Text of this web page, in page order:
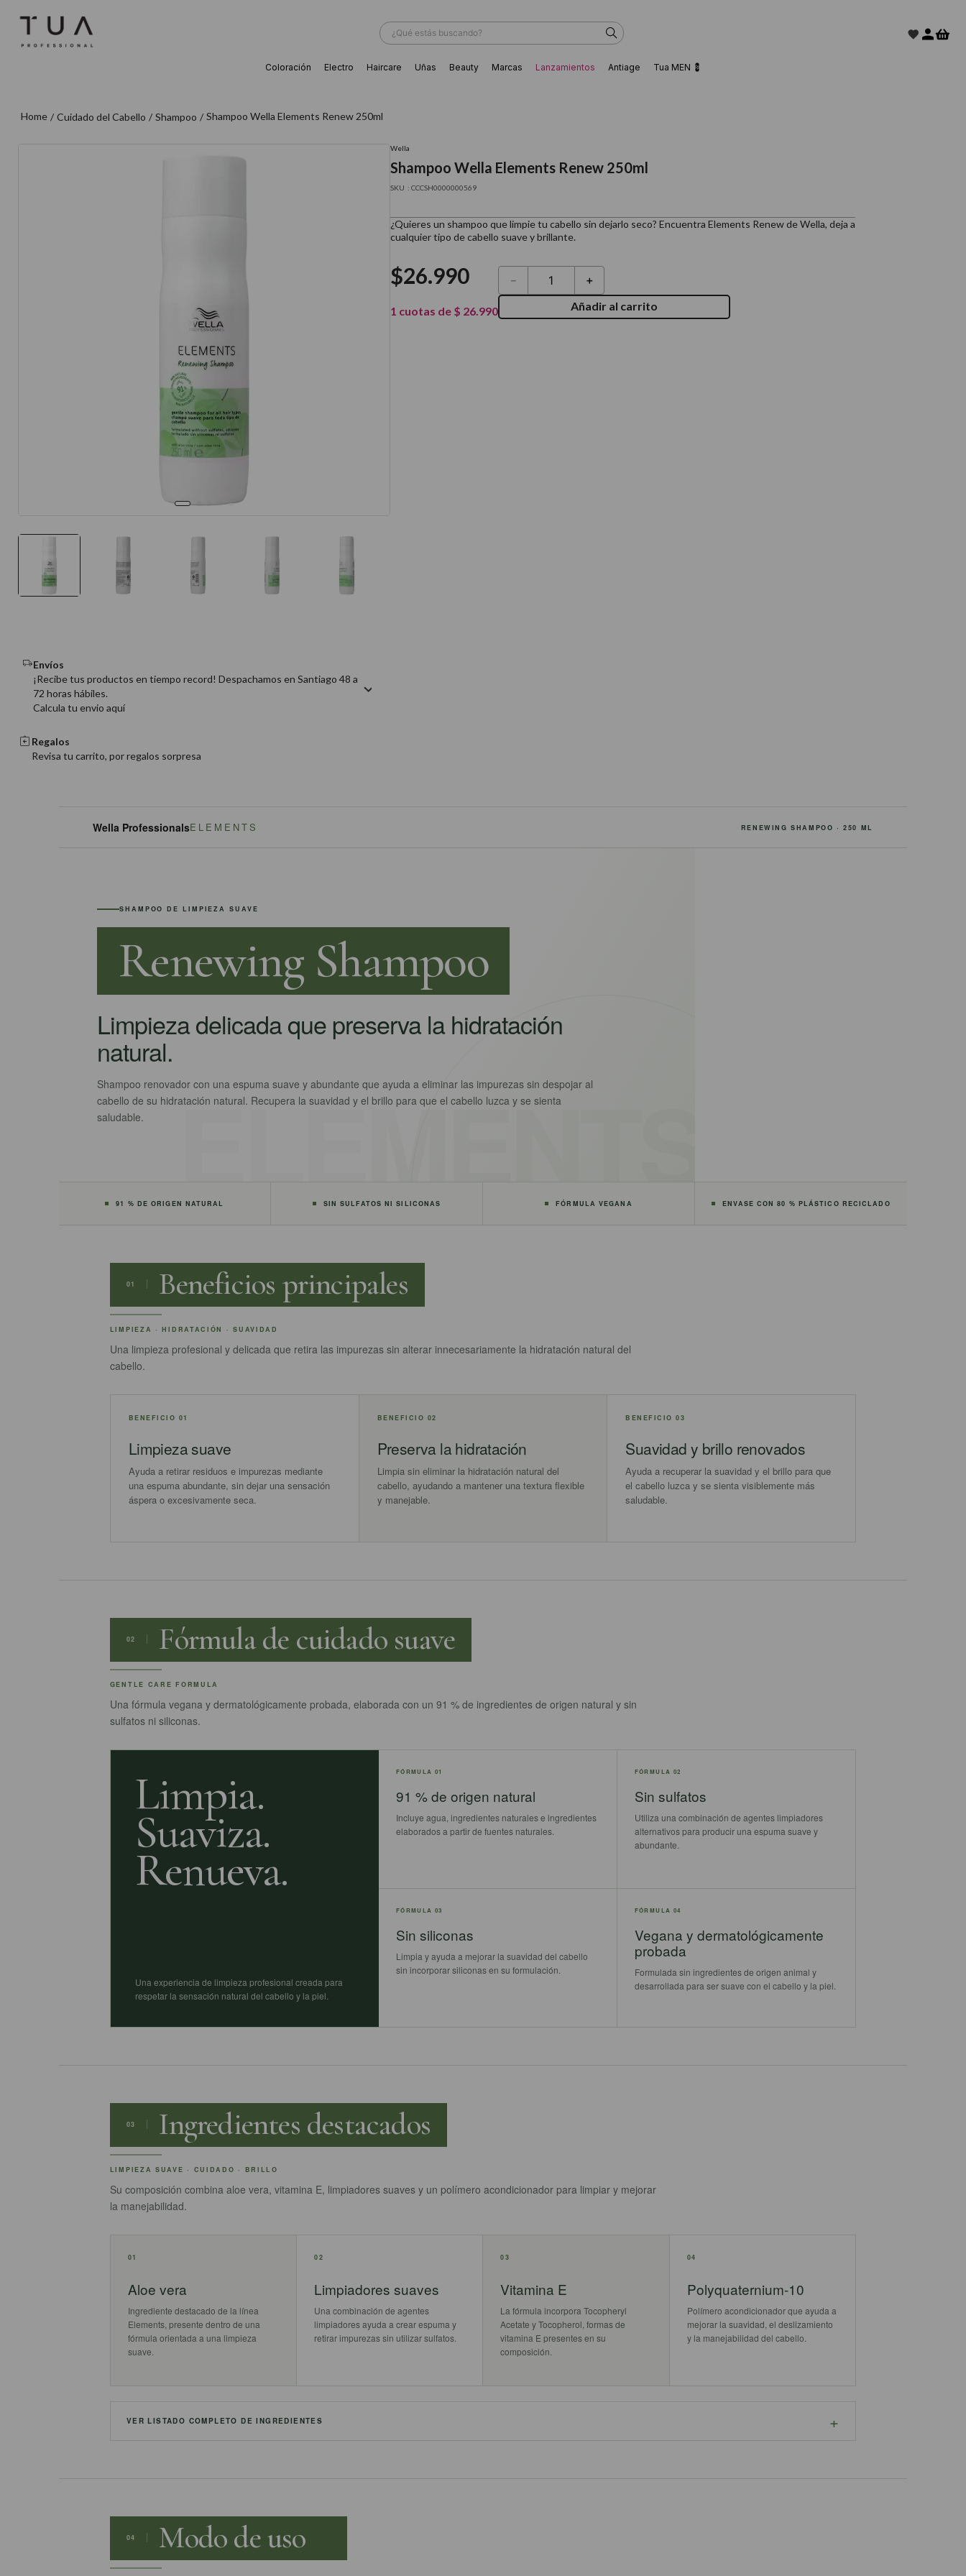
¿Qué estás buscando?
Coloración Electro Haircare Uñas Beauty Marcas Lanzamientos Antiage Tua MEN 💈
Cuidado del Cabello Shampoo Shampoo Wella Elements Renew 250ml
Envíos
¡Recibe tus productos en tiempo record! Despachamos en Santiago 48 a
72 horas hábiles.
Calcula tu envio aquí
Regalos
Revisa tu carrito, por regalos sorpresa
Wella
Shampoo Wella Elements Renew 250ml
: CCCSH0000000569
¿Quieres un shampoo que limpie tu cabello sin dejarlo seco? Encuentra Elements Renew de Wella, deja a
cualquier tipo de cabello suave y brillante.
$26.990
1 cuotas de $ 26.990
＋
－
Añadir al carrito
Wella ProfessionalsELEMENTS RENEWING SHAMPOO · 250 ML
SHAMPOO DE LIMPIEZA SUAVE
Renewing Shampoo
Limpieza delicada que preserva la hidratación
natural.
Shampoo renovador con una espuma suave y abundante que ayuda a eliminar las impurezas sin despojar al
cabello de su hidratación natural. Recupera la suavidad y el brillo para que el cabello luzca y se sienta
saludable.
91 % DE ORIGEN NATURAL SIN SULFATOS NI SILICONAS FÓRMULA VEGANA ENVASE CON 80 % PLÁSTICO RECICLADO
01 Beneficios principales
LIMPIEZA · HIDRATACIÓN · SUAVIDAD
Una limpieza profesional y delicada que retira las impurezas sin alterar innecesariamente la hidratación natural del
cabello.
BENEFICIO 01
Limpieza suave
Ayuda a retirar residuos e impurezas mediante
una espuma abundante, sin dejar una sensación
áspera o excesivamente seca.
BENEFICIO 02
Preserva la hidratación
Limpia sin eliminar la hidratación natural del
cabello, ayudando a mantener una textura flexible
y manejable.
BENEFICIO 03
Suavidad y brillo renovados
Ayuda a recuperar la suavidad y el brillo para que
el cabello luzca y se sienta visiblemente más
saludable.
02 Fórmula de cuidado suave
GENTLE CARE FORMULA
Una fórmula vegana y dermatológicamente probada, elaborada con un 91 % de ingredientes de origen natural y sin
sulfatos ni siliconas.
Limpia.
Suaviza.
Renueva.
Una experiencia de limpieza profesional creada para
respetar la sensación natural del cabello y la piel.
FÓRMULA 01
91 % de origen natural
Incluye agua, ingredientes naturales e ingredientes
elaborados a partir de fuentes naturales.
FÓRMULA 02
Sin sulfatos
Utiliza una combinación de agentes limpiadores
alternativos para producir una espuma suave y
abundante.
FÓRMULA 03
Sin siliconas
Limpia y ayuda a mejorar la suavidad del cabello
sin incorporar siliconas en su formulación.
FÓRMULA 04
Vegana y dermatológicamente
probada
Formulada sin ingredientes de origen animal y
desarrollada para ser suave con el cabello y la piel.
03 Ingredientes destacados
LIMPIEZA SUAVE · CUIDADO · BRILLO
Su composición combina aloe vera, vitamina E, limpiadores suaves y un polímero acondicionador para limpiar y mejorar
la manejabilidad.
01
Aloe vera
Ingrediente destacado de la línea
Elements, presente dentro de una
fórmula orientada a una limpieza
suave.
02
Limpiadores suaves
Una combinación de agentes
limpiadores ayuda a crear espuma y
retirar impurezas sin utilizar sulfatos.
03
Vitamina E
La fórmula incorpora Tocopheryl
Acetate y Tocopherol, formas de
vitamina E presentes en su
composición.
04
Polyquaternium-10
Polímero acondicionador que ayuda a
mejorar la suavidad, el deslizamiento
y la manejabilidad del cabello.
VER LISTADO COMPLETO DE INGREDIENTES
04 Modo de uso